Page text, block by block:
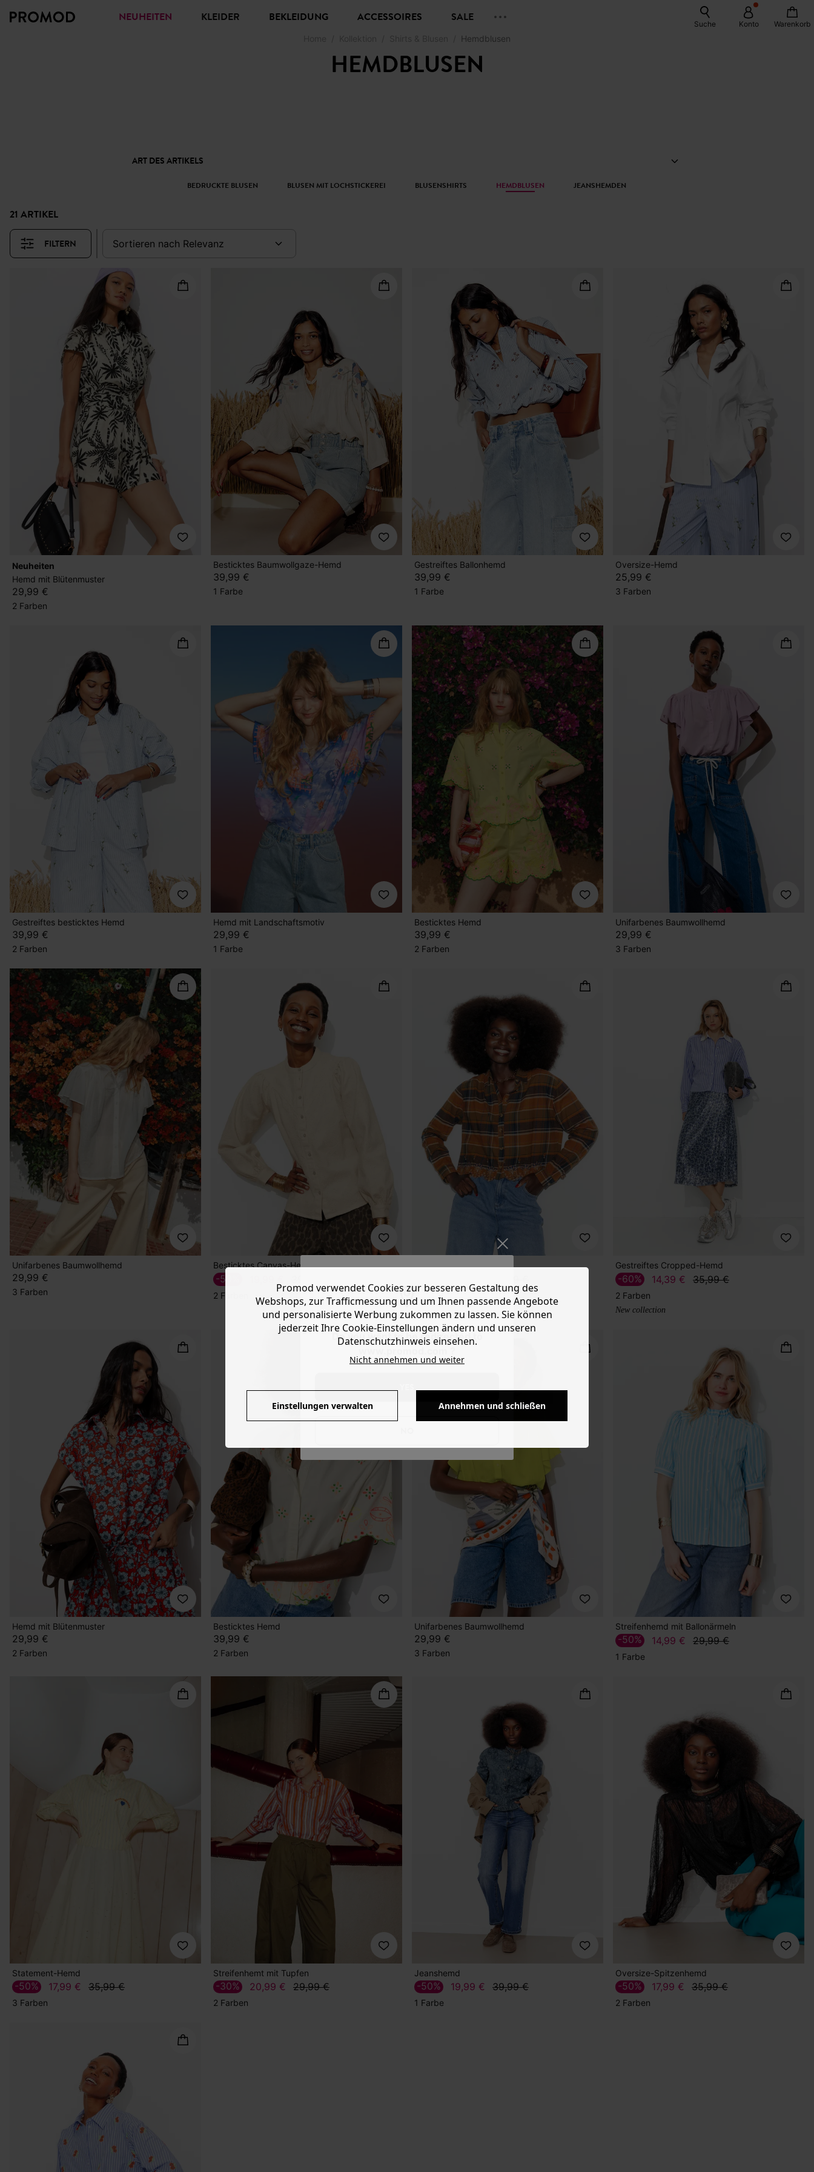
Do you want to be redirected to
NEUHEITEN KLEIDER BEKLEIDUNG ACCESSOIRES SALE Suche Konto Warenkorb
Hemdblusen
HEMDBLUSEN
ART DES ARTIKELS
BEDRUCKTE BLUSEN BLUSEN MIT LOCHSTICKEREI BLUSENSHIRTS HEMDBLUSEN JEANSHEMDEN
21 ARTIKEL
FILTERN sortieren nach relevanz
Neuheiten
Hemd mit Blütenmuster
29,99 €
2 Farben
Besticktes Baumwollgaze-Hemd
39,99 €
1 Farbe
Gestreiftes Ballonhemd
39,99 €
1 Farbe
Oversize-Hemd
25,99 €
3 Farben
Gestreiftes besticktes Hemd
39,99 €
2 Farben
Hemd mit Landschaftsmotiv
29,99 €
1 Farbe
Besticktes Hemd
39,99 €
2 Farben
Unifarbenes Baumwollhemd
29,99 €
3 Farben
Unifarbenes Baumwollhemd
29,99 €
3 Farben
Besticktes Canvas-Hemd
-50%
2 Farben
Kurzes kariertes Hemd
1 Farbe
Gestreiftes Cropped-Hemd
14,39 € 35,99 €
-60%
2 Farben
New collection
Hemd mit Blütenmuster
29,99 €
2 Farben
Besticktes Hemd
39,99 €
2 Farben
Unifarbenes Baumwollhemd
29,99 €
3 Farben
Streifenhemd mit Ballonärmeln
14,99 € 29,99 €
-50%
1 Farbe
Statement-Hemd
17,99 € 35,99 €
-50%
3 Farben
Streifenhemt mit Tupfen
20,99 € 29,99 €
-30%
2 Farben
Jeanshemd
19,99 € 39,99 €
-50%
1 Farbe
Oversize-Spitzenhemd
17,99 € 35,99 €
-50%
2 Farben
Promod verwendet Cookies zur besseren Gestaltung des
Webshops, zur Trafficmessung und um Ihnen passende Angebote
und personalisierte Werbung zukommen zu lassen. Sie können
jederzeit Ihre Cookie-Einstellungen ändern und unseren
Datenschutzhinweis einsehen.
Nicht annehmen und weiter
Einstellungen verwalten Annehmen und schließen